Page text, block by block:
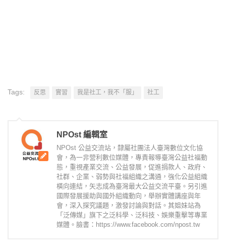
Tags: 反思 實習 我是社工，我不「服」 社工
NPOst 編輯室
NPOst 公益交流站，隸屬社團法人臺灣數位文化協
會，為一非營利數位媒體，專責報導臺灣公益社福動
態，重視產業交流、公益發展，促進捐款人、政府、
社群、企業、弱勢與社福組織之溝通，強化公益組織
橫向連結，矢志成為臺灣最大公益交流平臺。另引進
國際發展援助與國外組織動向，舉辦實體講座與年
會，深入探究議題，激發討論與對話。其姐妹站為
「泛傳媒」旗下之泛科學、泛科技、娛樂重擊等專業
媒體。臉書：https://www.facebook.com/npost.tw